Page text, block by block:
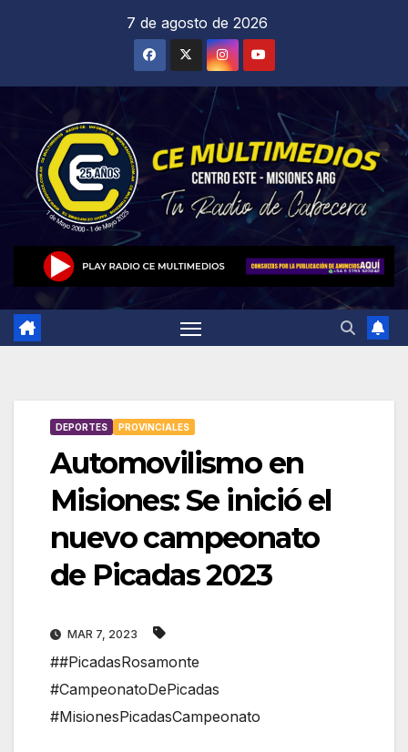
7 de agosto de 2026
DEPORTES PROVINCIALES
Automovilismo en
Misiones: Se inició el
nuevo campeonato
de Picadas 2023
MAR 7, 2023
##PicadasRosamonte
#CampeonatoDePicadas
#MisionesPicadasCampeonato